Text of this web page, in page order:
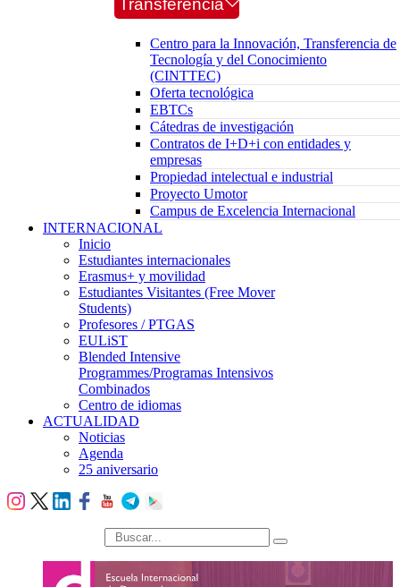
Transferencia
Centro para la Innovación, Transferencia de
Tecnología y del Conocimiento
(CINTTEC)
Oferta tecnológica
EBTCs
Cátedras de investigación
Contratos de I+D+i con entidades y
empresas
Propiedad intelectual e industrial
Proyecto Umotor
Campus de Excelencia Internacional
INTERNACIONAL
Inicio
Estudiantes internacionales
Erasmus+ y movilidad
Estudiantes Visitantes (Free Mover
Students)
Profesores / PTGAS
EULiST
Blended Intensive
Programmes/Programas Intensivos
Combinados
Centro de idiomas
ACTUALIDAD
Noticias
Agenda
25 aniversario
búsqueda